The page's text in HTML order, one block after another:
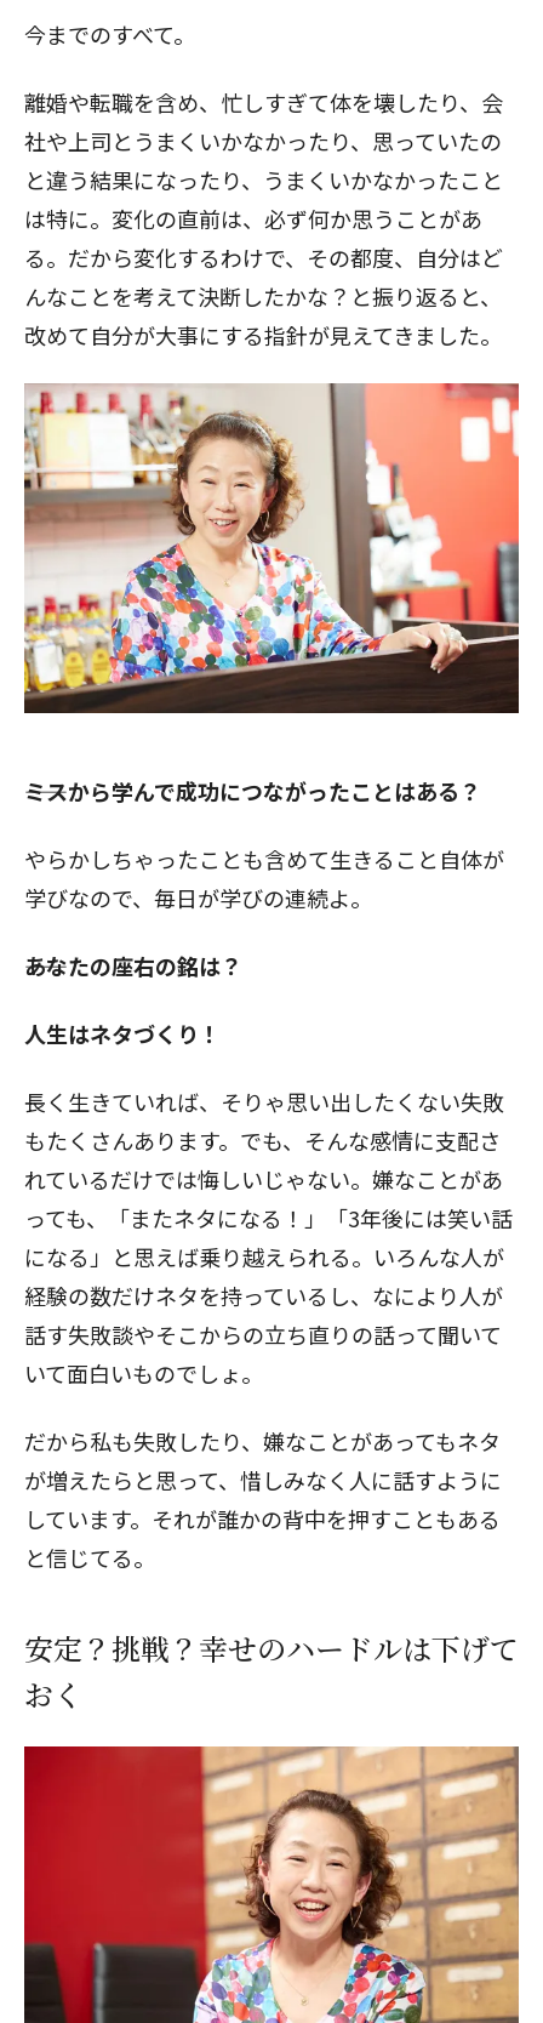
今までのすべて。
離婚や転職を含め、忙しすぎて体を壊したり、会
社や上司とうまくいかなかったり、思っていたの
と違う結果になったり、うまくいかなかったこと
は特に。変化の直前は、必ず何か思うことがあ
る。だから変化するわけで、その都度、自分はど
んなことを考えて決断したかな？と振り返ると、
改めて自分が大事にする指針が見えてきました。
――ミスから学んで成功につながったことはある？
やらかしちゃったことも含めて生きること自体が
学びなので、毎日が学びの連続よ。
――あなたの座右の銘は？
人生はネタづくり！
長く生きていれば、そりゃ思い出したくない失敗
もたくさんあります。でも、そんな感情に支配さ
れているだけでは悔しいじゃない。嫌なことがあ
っても、「またネタになる！」「3年後には笑い話
になる」と思えば乗り越えられる。いろんな人が
経験の数だけネタを持っているし、なにより人が
話す失敗談やそこからの立ち直りの話って聞いて
いて面白いものでしょ。
だから私も失敗したり、嫌なことがあってもネタ
が増えたらと思って、惜しみなく人に話すように
しています。それが誰かの背中を押すこともある
と信じてる。
安定？挑戦？幸せのハードルは下げて
おく